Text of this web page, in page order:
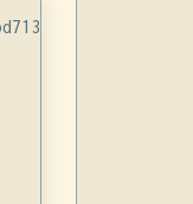
po/ja.po